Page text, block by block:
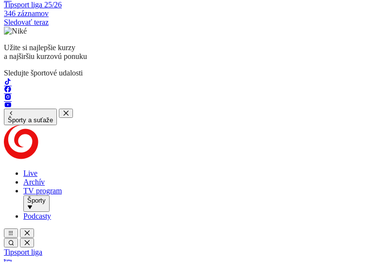
Tipsport liga 25/26
346 záznamov
Sledovať teraz
Užite si najlepšie kurzy
a najširšiu kurzovú ponuku
Sledujte športové udalosti
Športy a suťaže
Live
Archív
TV program
Športy
Podcasty
Tipsport liga